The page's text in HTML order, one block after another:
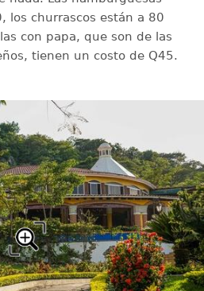
los churrascos están a 80
con papa, que son de las
tienen un costo de Q45.